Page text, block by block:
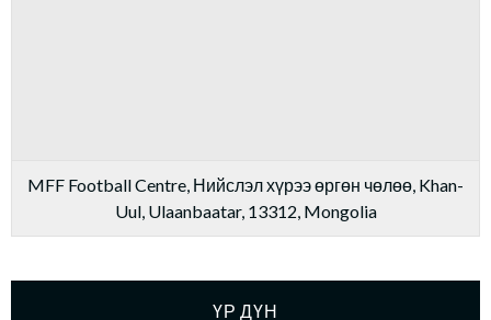
MFF Football Centre, Нийслэл хүрээ өргөн чөлөө, Khan-
Uul, Ulaanbaatar, 13312, Mongolia
ҮР ДҮН